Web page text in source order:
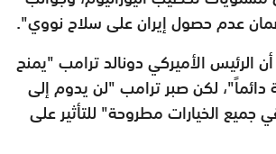
عدم حصول إيران على سلاح نووي".
الرئيس الأميركي دونالد ترامب "يمنح
دائماً"، لكن صبر ترامب "لن يدوم إلى
جميع الخيارات مطروحة" للتأثير على